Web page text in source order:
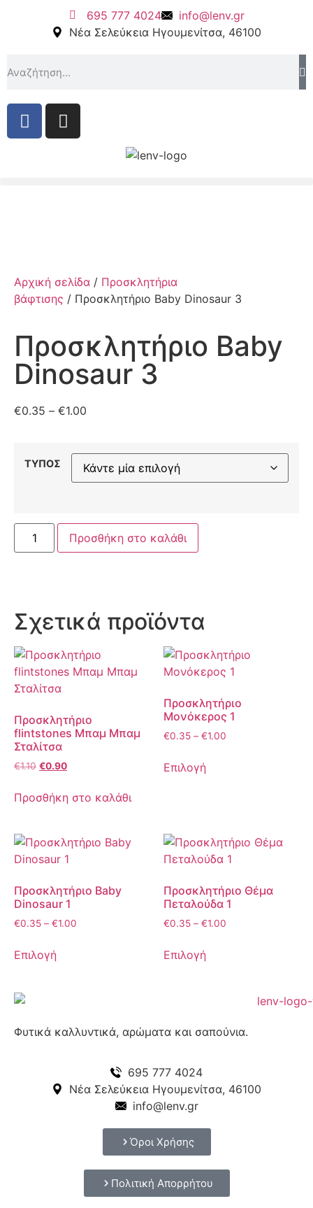
695 777 4024
info@lenv.gr
Νέα Σελεύκεια Ηγουμενίτσα, 46100
Αρχική σελίδα / Προσκλητήρια
βάφτισης / Προσκλητήριο Baby Dinosaur 3
Προσκλητήριο Baby
Dinosaur 3
€0.35 – €1.00
ΤΥΠΟΣ
Προσθήκη στο καλάθι
Σχετικά προϊόντα
Προσκλητήριο
flintstones Μπαμ Μπαμ
Σταλίτσα
€1.10 €0.90
Προσθήκη στο καλάθι
Προσκλητήριο
Μονόκερος 1
€0.35 – €1.00
Επιλογή
Προσκλητήριο Baby
Dinosaur 1
€0.35 – €1.00
Επιλογή
Προσκλητήριο Θέμα
Πεταλούδα 1
€0.35 – €1.00
Επιλογή
Φυτικά καλλυντικά, αρώματα και σαπούνια.
695 777 4024
Νέα Σελεύκεια Ηγουμενίτσα, 46100
info@lenv.gr
Όροι Χρήσης
Πολιτική Απορρήτου